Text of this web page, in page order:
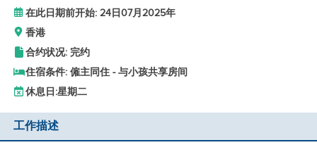
在此日期前开始: 24日07月2025年
香港
合约状况: 完约
住宿条件: 僱主同住 - 与小孩共享房间
休息日:星期二
工作描述